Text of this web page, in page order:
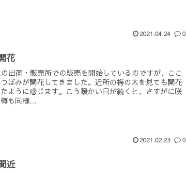
2021.04.24 0
花
出荷・販売所での販売を開始しているのですが、ここ
ぼみが開花してきました。近所の梅の木を見ても開花
ように感じます。こう暖かい日が続くと、さすがに咲
も同様...
2021.02.23 0
近